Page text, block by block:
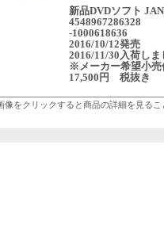
新品DVDソフト JAN
4548967286328
-1000618636
2016/10/12発売
2016/11/30入荷しま
※メーカー希望小売
17,500円 税抜き
像をクリックすると商品の詳細を見るこ